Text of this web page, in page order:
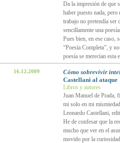
Da la impresión de que
haber puesto nada, pero
trabajo no pretendía ser
sencillamente una
Pues bien, en ese caso,
“Poesía Completa”, y
poesía se merecían esta
16.12.2009
Cómo sobrevivir
Castellani al ataque
Libros y autores
Juan Manuel de Prada,
mi solo en mi
Leonardo Castellani,
He de confesar que la
mucho que ver en el
movido por la